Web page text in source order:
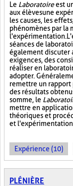
Le Laboratoireest
aux élèves une
les causes, les
phénomènes par la
l'expérimentation.
séances de
également discuter
exigences, des
réaliser en
adopter.
remettre un
des résultats
somme, le
mettre en
théoriques et
et
Expérience (10)
PLÉNIÈRE